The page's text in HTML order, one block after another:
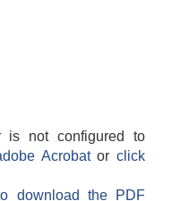
is not configured to
Acrobatorclick
download the PDF